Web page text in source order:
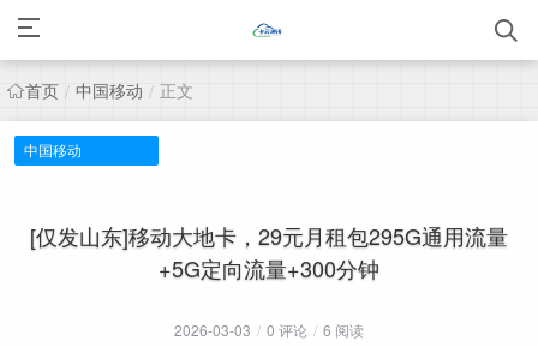
首页 / 中国移动 / 正文
中国移动
[仅发山东]移动大地卡，29元月租包295G通用流量
+5G定向流量+300分钟
2026-03-03 / 0 评论 / 6 阅读